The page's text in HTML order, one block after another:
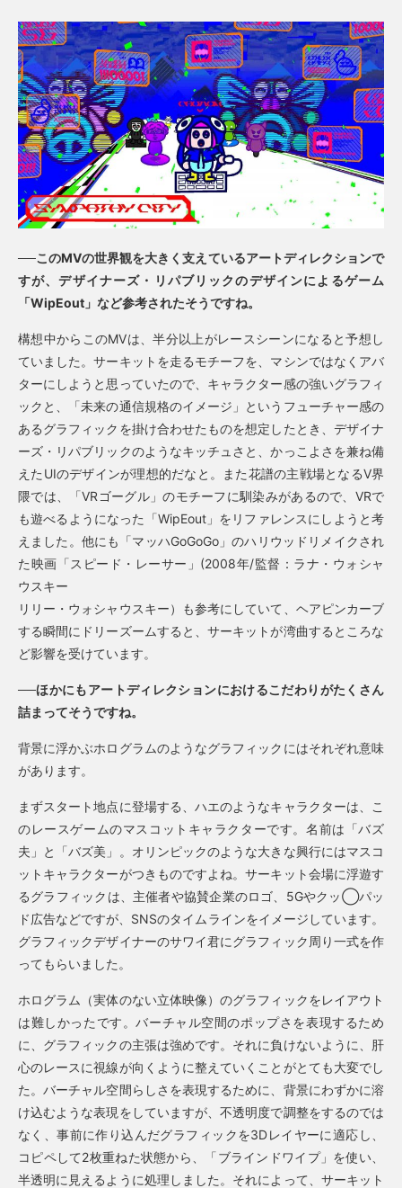
──このMVの世界観を大きく支えているアートディレクションで
すが、デザイナーズ・リパブリックのデザインによるゲーム
「WipEout」など参考されたそうですね。
構想中からこのMVは、半分以上がレースシーンになると予想し
ていました。サーキットを走るモチーフを、マシンではなくアバ
ターにしようと思っていたので、キャラクター感の強いグラフィ
ックと、「未来の通信規格のイメージ」というフューチャー感の
あるグラフィックを掛け合わせたものを想定したとき、デザイナ
ーズ・リパブリックのようなキッチュさと、かっこよさを兼ね備
えたUIのデザインが理想的だなと。また花譜の主戦場となるV界
隈では、「VRゴーグル」のモチーフに馴染みがあるので、VRで
も遊べるようになった「WipEout」をリファレンスにしようと考
えました。他にも「マッハGoGoGo」のハリウッドリメイクされ
た映画「スピード・レーサー」(2008年/監督：ラナ・ウォシャ
ウスキー
リリー・ウォシャウスキー）も参考にしていて、ヘアピンカーブ
する瞬間にドリーズームすると、サーキットが湾曲するところな
ど影響を受けています。
──ほかにもアートディレクションにおけるこだわりがたくさん
詰まってそうですね。
背景に浮かぶホログラムのようなグラフィックにはそれぞれ意味
があります。
まずスタート地点に登場する、ハエのようなキャラクターは、こ
のレースゲームのマスコットキャラクターです。名前は「バズ
夫」と「バズ美」。オリンピックのような大きな興行にはマスコ
ットキャラクターがつきものですよね。サーキット会場に浮遊す
るグラフィックは、主催者や協賛企業のロゴ、5Gやクッ◯パッ
ド広告などですが、SNSのタイムラインをイメージしています。
グラフィックデザイナーのサワイ君にグラフィック周り一式を作
ってもらいました。
ホログラム（実体のない立体映像）のグラフィックをレイアウト
は難しかったです。バーチャル空間のポップさを表現するため
に、グラフィックの主張は強めです。それに負けないように、肝
心のレースに視線が向くように整えていくことがとても大変でし
た。バーチャル空間らしさを表現するために、背景にわずかに溶
け込むような表現をしていますが、不透明度で調整をするのでは
なく、事前に作り込んだグラフィックを3Dレイヤーに適応し、
コピペして2枚重ねた状態から、「ブラインドワイプ」を使い、
半透明に見えるように処理しました。それによって、サーキット